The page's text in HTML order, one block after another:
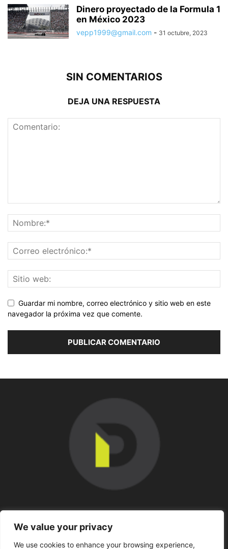
We value your privacy
We use cookies to enhance your browsing experience,
Dinero proyectado de la Formula 1
en México 2023
vepp1999@gmail.com - 31 octubre, 2023
SIN COMENTARIOS
DEJA UNA RESPUESTA
Guardar mi nombre, correo electrónico y sitio web en este
navegador la próxima vez que comente.